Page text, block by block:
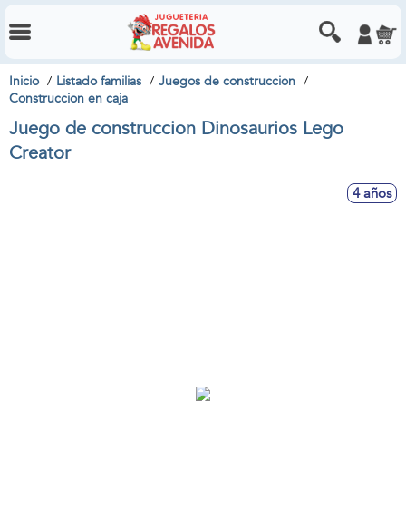
Inicio Listado familias
Juegos de construccion
Construccion en caja
Juego de construccion Dinosaurios Lego
Creator
4 años